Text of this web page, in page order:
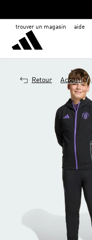
trouver un magasin aide
Retour Accueil /